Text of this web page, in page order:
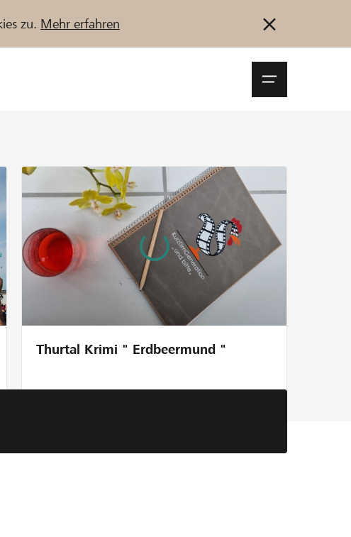
zu. Mehr erfahren
Jetzt starten
Thurtal Krimi " Erdbeermund "